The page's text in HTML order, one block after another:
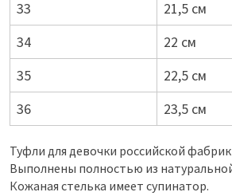
33
21,5 см
34
22 см
35
22,5 см
36
23,5 см
Туфли для девочки российской
Выполнены полностью из
Кожаная стелька имеет супинатор.